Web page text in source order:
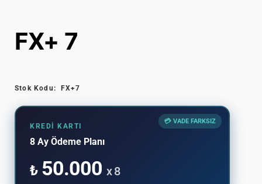
FX+ 7
Stok Kodu: FX+7
💳 VADE FARKSIZ
KREDI KARTI
8 Ay Ödeme Planı
₺50.000 x 8